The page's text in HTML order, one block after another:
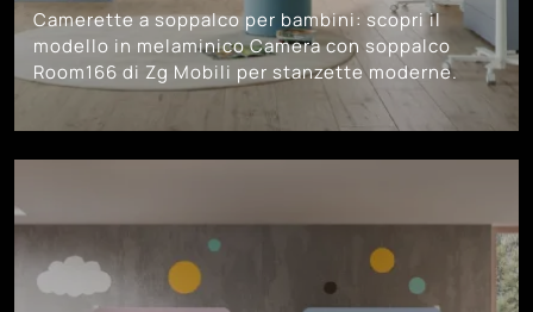
Camerette a soppalco per bambini: scopri il
modello in melaminico Camera con soppalco
Room166 di Zg Mobili per stanzette moderne.